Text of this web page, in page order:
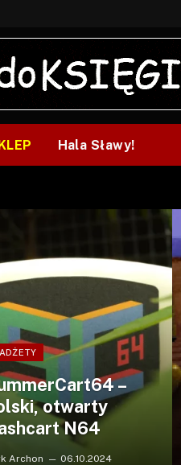
Hala Sławy!
–
otwarty
N64
Archon 06.10.2024